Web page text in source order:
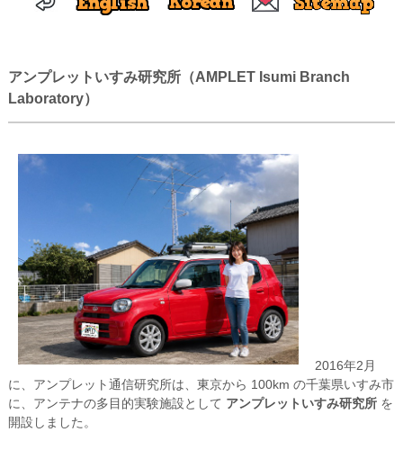
アンプレットいすみ研究所（AMPLET Isumi Branch
Laboratory）
2016年2月
に、アンプレット通信研究所は、東京から 100km の千葉県いすみ市
に、アンテナの多目的実験施設として アンプレットいすみ研究所を
開設しました。